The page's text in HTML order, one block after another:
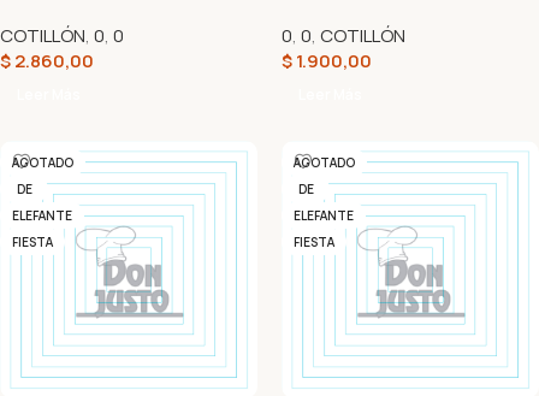
COTILLÓN, 0, 0
$2.860,00
0, 0, COTILLÓN
$1.900,00
AGOTADO
DE
ELEFANTE
FIESTA
AGOTADO
DE
ELEFANTE
FIESTA